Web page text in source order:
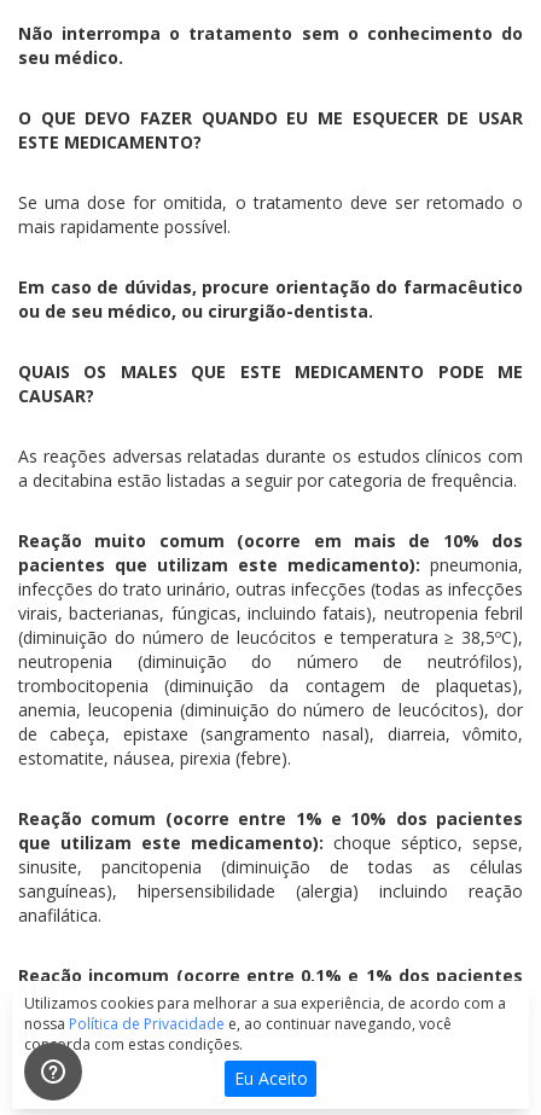
Não interrompa o tratamento sem o conhecimento do
seu médico.
O QUE DEVO FAZER QUANDO EU ME ESQUECER DE USAR
ESTE MEDICAMENTO?
Se uma dose for omitida, o tratamento deve ser retomado o
mais rapidamente possível.
Em caso de dúvidas, procure orientação do farmacêutico
ou de seu médico, ou cirurgião-dentista.
QUAIS OS MALES QUE ESTE MEDICAMENTO PODE ME
CAUSAR?
As reações adversas relatadas durante os estudos clínicos com
a decitabina estão listadas a seguir por categoria de frequência.
Reação muito comum (ocorre em mais de 10% dos
pacientes que utilizam este medicamento): pneumonia,
infecções do trato urinário, outras infecções (todas as infecções
virais, bacterianas, fúngicas, incluindo fatais), neutropenia febril
(diminuição do número de leucócitos e temperatura ≥ 38,5ºC),
neutropenia (diminuição do número de neutrófilos),
trombocitopenia (diminuição da contagem de plaquetas),
anemia, leucopenia (diminuição do número de leucócitos), dor
de cabeça, epistaxe (sangramento nasal), diarreia, vômito,
estomatite, náusea, pirexia (febre).
Reação comum (ocorre entre 1% e 10% dos pacientes
que utilizam este medicamento): choque séptico, sepse,
sinusite, pancitopenia (diminuição de todas as células
sanguíneas), hipersensibilidade (alergia) incluindo reação
anafilática.
Reação incomum (ocorre entre 0,1% e 1% dos pacientes
que utilizam este medicamento):dermatose, neutrofílica
febril aguda (síndrome de Sweet).
Experiência pós-comercialização
Utilizamos cookies para melhorar a sua experiência, de acordo com a
nossa Política de Privacidade e, ao continuar navegando, você
concorda com estas condições.
Eu Aceito